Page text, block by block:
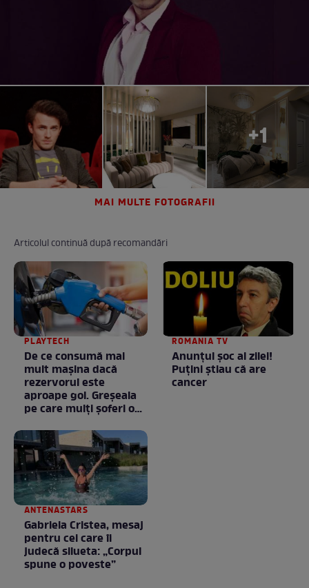
+1
MAI MULTE FOTOGRAFII
Articolul continuă după recomandări
PLAYTECH
De ce consumă mai
mult mașina dacă
rezervorul este
aproape gol. Greșeala
pe care mulți șoferi o
ROMANIA TV
Anunţul şoc al zilei!
Puţini ştiau că are
cancer
ANTENASTARS
Gabriela Cristea, mesaj
pentru cei care îi
judecă silueta: „Corpul
spune o poveste”